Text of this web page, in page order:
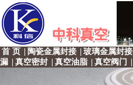
首 页 陶瓷金属封接 玻璃金属封接
漏
真空密封 真空油脂 真空阀门